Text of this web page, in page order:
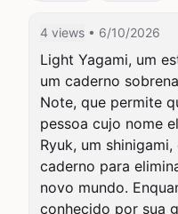
4 views • 6/10/2026
Light Yagami, um
um caderno
Note, que permite
pessoa cujo nome
Ryuk, um
caderno para
novo mundo.
conhecido por sua